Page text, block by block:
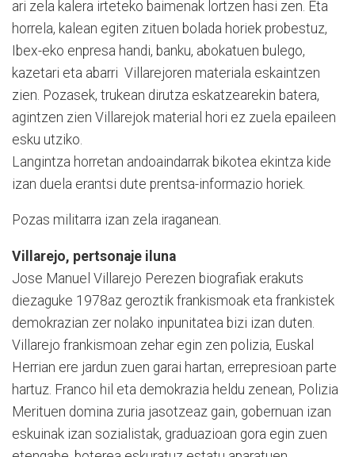
ari zela kalera irteteko baimenak lortzen hasi zen. Eta
horrela, kalean egiten zituen bolada horiek probestuz,
Ibex-eko enpresa handi, banku, abokatuen bulego,
kazetari eta abarri Villarejoren materiala eskaintzen
zien. Pozasek, trukean dirutza eskatzearekin batera,
agintzen zien Villarejok material hori ez zuela epaileen
esku utziko.
Langintza horretan andoaindarrak bikotea ekintza kide
izan duela erantsi dute prentsa-informazio horiek.
Pozas militarra izan zela iraganean.
Villarejo, pertsonaje iluna
Jose Manuel Villarejo Perezen biografiak erakuts
diezaguke 1978az geroztik frankismoak eta frankistek
demokrazian zer nolako inpunitatea bizi izan duten.
Villarejo frankismoan zehar egin zen polizia, Euskal
Herrian ere jardun zuen garai hartan, errepresioan parte
hartuz. Franco hil eta demokrazia heldu zenean, Polizia
Merituen domina zuria jasotzeaz gain, gobernuan izan
eskuinak izan sozialistak, graduazioan gora egin zuen